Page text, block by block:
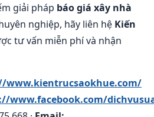
giải pháp báo giá xây nhà
nghiệp, hãy liên hệ Kiến
tư vấn miễn phí và nhận
www.kientrucsaokhue.com/
www.facebook.com/